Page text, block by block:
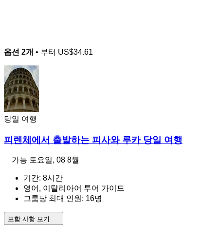
옵션 2개 • 부터 US$34.61
당일 여행
피렌체에서 출발하는 피사와 루카 당일 여행
가능 토요일, 08 8월
기간: 8시간
영어, 이탈리아어 투어 가이드
그룹당 최대 인원: 16명
포함 사항 보기